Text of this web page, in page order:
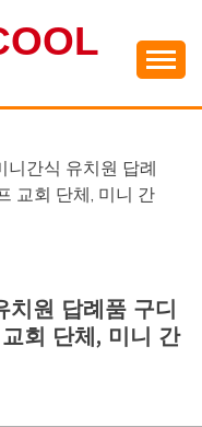
니간식 유치원 답례
교회 단체, 미니 간
치원 답례품 구디
회 단체, 미니 간